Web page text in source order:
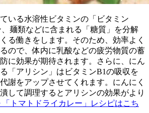
いる水溶性ビタミンの「ビタミン
麺類などに含まれる「糖質」を分解
る働きをします。そのため、効率よく
ので、体内に乳酸などの疲労物質の蓄
に効果が期待されます。さらに、にん
「アリシン」はビタミンB1の吸収を
謝をアップさせてくれます。にんにく
して調理するとアリシンの効果がより
トマトドライカレー」レシピはこち